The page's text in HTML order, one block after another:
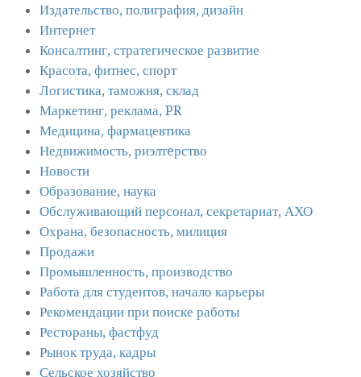
Издательство, полиграфия, дизайн
Интернет
Консалтинг, стратегическое развитие
Красота, фитнес, спорт
Логистика, таможня, склад
Маркетинг, реклама, PR
Медицина, фармацевтика
Недвижимость, риэлтeрство
Новости
Образование, наука
Обслуживающий персонал, секретариат, АХО
Охрана, безопасность, милиция
Продажи
Промышленность, производство
Работа для студентов, начало карьеры
Рекомендации при поиске работы
Рестораны, фастфуд
Рынок труда, кадры
Сельское хозяйство